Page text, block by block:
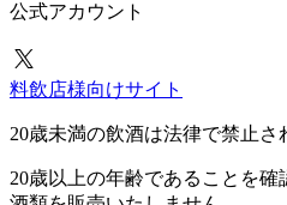
公式アカウント
料飲店様向けサイト
20歳未満の飲酒は法律で禁止さ
20歳以上の年齢であることを確